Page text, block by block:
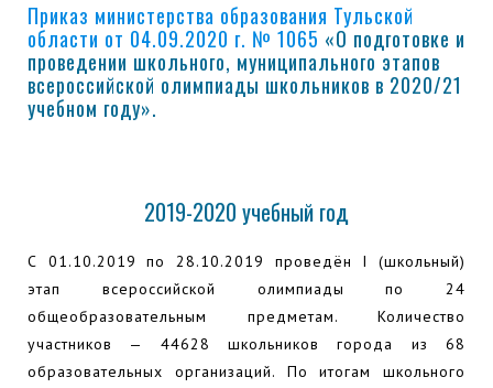
Приказ министерства образования Тульской
области от 04.09.2020 г. № 1065 «О подготовке и
проведении школьного, муниципального этапов
всероссийской олимпиады школьников в 2020/21
учебном году».
2019-2020 учебный год
С 01.10.2019 по 28.10.2019 проведён I (школьный)
этап всероссийской олимпиады по 24
общеобразовательным предметам. Количество
участников — 44628 школьников города из 68
образовательных организаций. По итогам школьного